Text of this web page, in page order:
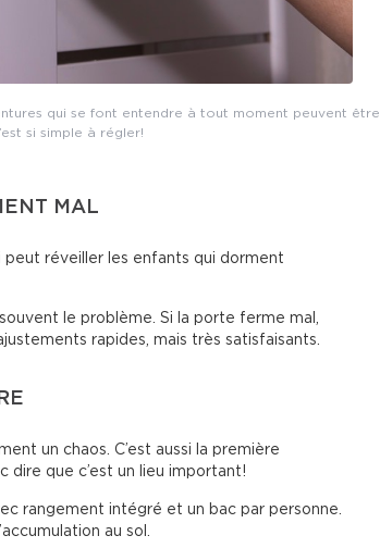
qui se font entendre à tout moment peuvent être
si simple à régler!
MAL
réveiller les enfants qui dorment
le problème. Si la porte ferme mal,
rapides, mais très satisfaisants.
un chaos. C’est aussi la première
dire que c’est un lieu important!
rangement intégré et un bac par personne.
au sol.